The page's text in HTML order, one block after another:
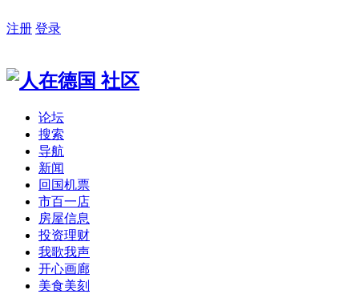
注册 登录
论坛
搜索
导航
新闻
回国机票
市百一店
房屋信息
投资理财
我歌我声
开心画廊
美食美刻